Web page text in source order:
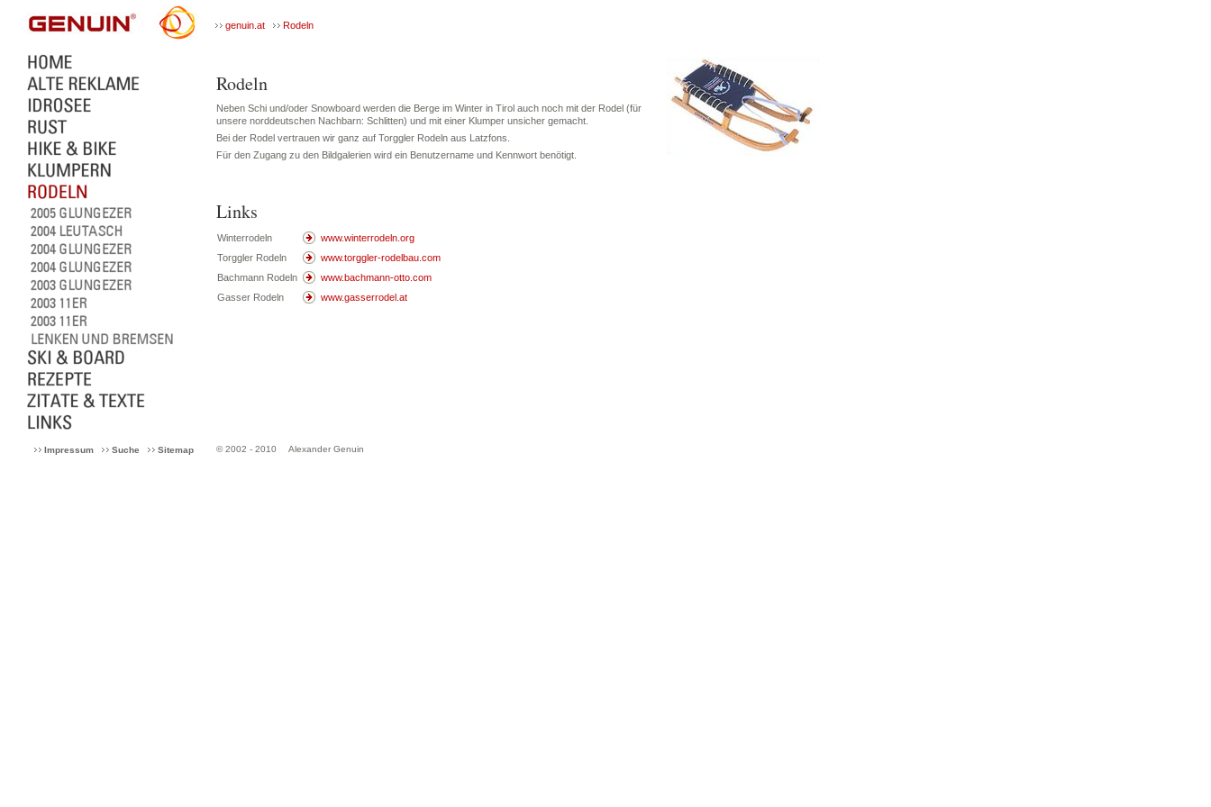
genuin.at Rodeln
Rodeln
Neben Schi und/oder Snowboard werden die Berge im Winter in Tirol auch noch mit der Rodel (für
unsere norddeutschen Nachbarn: Schlitten) und mit einer Klumper unsicher gemacht.
Bei der Rodel vertrauen wir ganz auf Torggler Rodeln aus Latzfons.
Für den Zugang zu den Bildgalerien wird ein Benutzername und Kennwort benötigt.
Links
Winterrodeln
www.winterrodeln.org
Torggler Rodeln
www.torggler-rodelbau.com
Bachmann Rodeln
www.bachmann-otto.com
Gasser Rodeln
www.gasserrodel.at
Impressum Suche Sitemap © 2002 - 2010 Alexander Genuin